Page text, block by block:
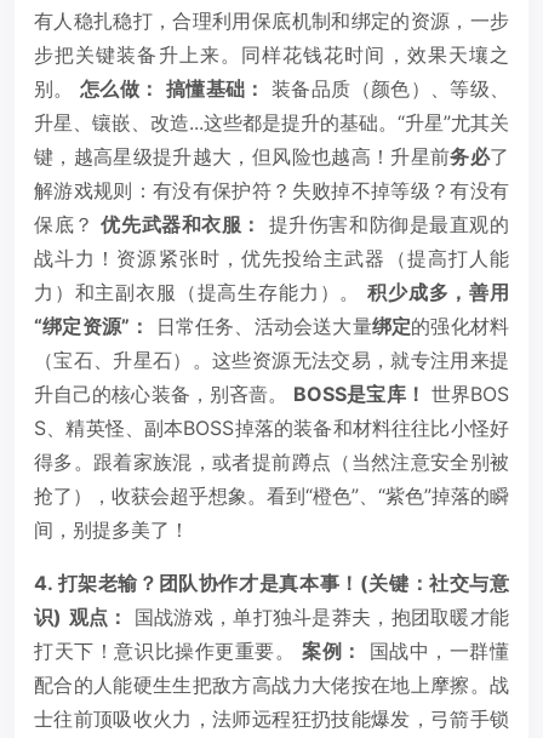
有人稳扎稳打，合理利用保底机制和绑定的资源，一步
步把关键装备升上来。同样花钱花时间，效果天壤之
别。怎么做： 搞懂基础：
装备品质（颜色）、等级、
升星、镶嵌、改造...这些都是提升的基础。“升星”尤其关
键，越高星级提升越大，但风险也越高！升星前务必了
解游戏规则：有没有保护符？失败掉不掉等级？有没有
保底？优先武器和衣服：
提升伤害和防御是最直观的
战斗力！资源紧张时，优先投给主武器（提高打人能
力）和主副衣服（提高生存能力）。积少成多，善用
“绑定资源”：
日常任务、活动会送大量绑定的强化材料
（宝石、升星石）。这些资源无法交易，就专注用来提
升自己的核心装备，别吝啬。 BOSS是宝库！ 世界BOS
S、精英怪、副本BOSS掉落的装备和材料往往比小怪好
得多。跟着家族混，或者提前蹲点（当然注意安全别被
抢了），收获会超乎想象。看到“橙色”、“紫色”掉落的瞬
间，别提多美了！
4. 打架老输？团队协作才是真本事！(关键：社交与意
识) 观点：
国战游戏，单打独斗是莽夫，抱团取暖才能
打天下！意识比操作更重要。案例：
国战中，一群懂
配合的人能硬生生把敌方高战力大佬按在地上摩擦。战
士往前顶吸收火力，法师远程狂扔技能爆发，弓箭手锁